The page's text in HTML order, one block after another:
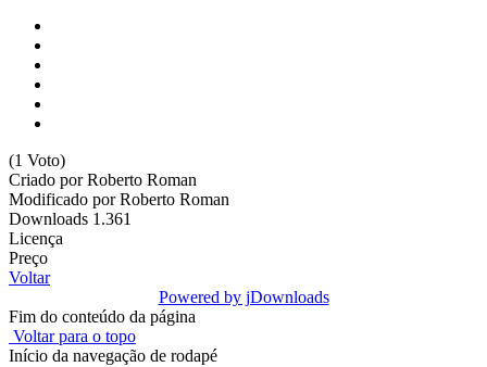
(1 Voto)
Criado porRoberto Roman
Modificado porRoberto Roman
Downloads 1.361
Licença
Preço
Voltar
Powered by jDownloads
Fim do conteúdo da página
Voltar para o topo
Início da navegação de rodapé